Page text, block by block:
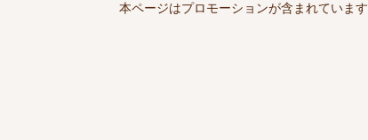
本ページはプロモーションが含まれています